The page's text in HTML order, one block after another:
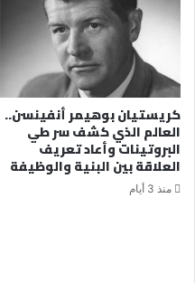
كريستيان بوهيمر أنفينسن..
العالم الذي كشف سر طي
البروتينات وأعاد تعريف
العلاقة بين البنية والوظيفة
منذ 3 أيام